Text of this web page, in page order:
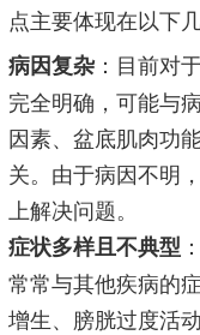
点主要体现在以下
病因复杂 ：目前对
完全明确，可能与
因素、盆底肌肉功
关。由于病因不明
上解决问题。
症状多样且不典型
常常与其他疾病的
增生、膀胱过度活